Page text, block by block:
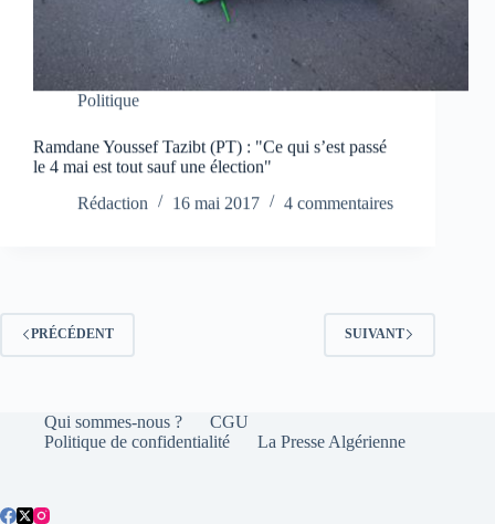
Politique
Ramdane Youssef Tazibt (PT) : "Ce qui s’est passé
le 4 mai est tout sauf une élection"
Rédaction
16 mai 2017 4 commentaires
PRÉCÉDENT SUIVANT
Qui sommes-nous ?
CGU
Politique de confidentialité
La Presse Algérienne